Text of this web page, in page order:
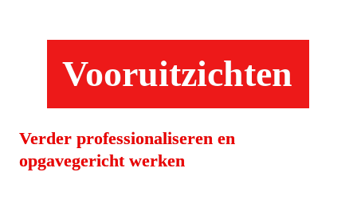
Vooruitzichten
Verder professionaliseren en
opgavegericht werken